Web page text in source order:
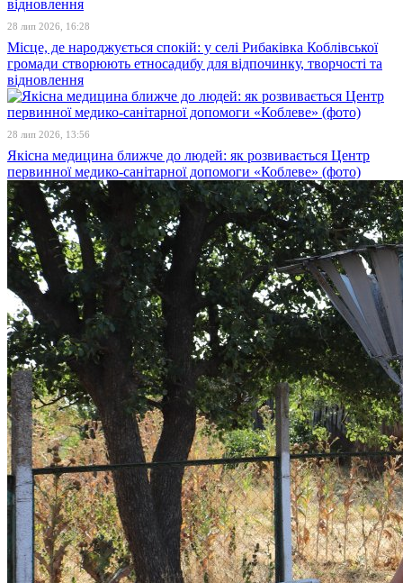
28 лип 2026, 16:28
Місце, де народжується спокій: у селі Рибаківка Коблівської
громади створюють етносадибу для відпочинку, творчості та
відновлення
28 лип 2026, 13:56
Якісна медицина ближче до людей: як розвивається Центр
первинної медико-санітарної допомоги «Коблеве» (фото)